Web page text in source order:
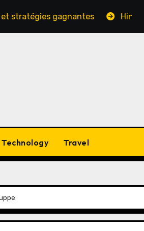
gagnantes Hinter den
Technology Travel